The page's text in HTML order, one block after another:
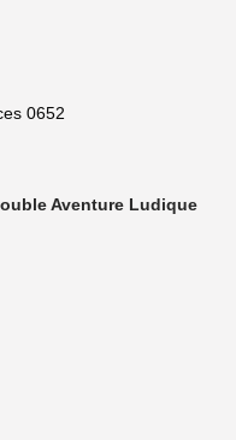
0652
Aventure Ludique